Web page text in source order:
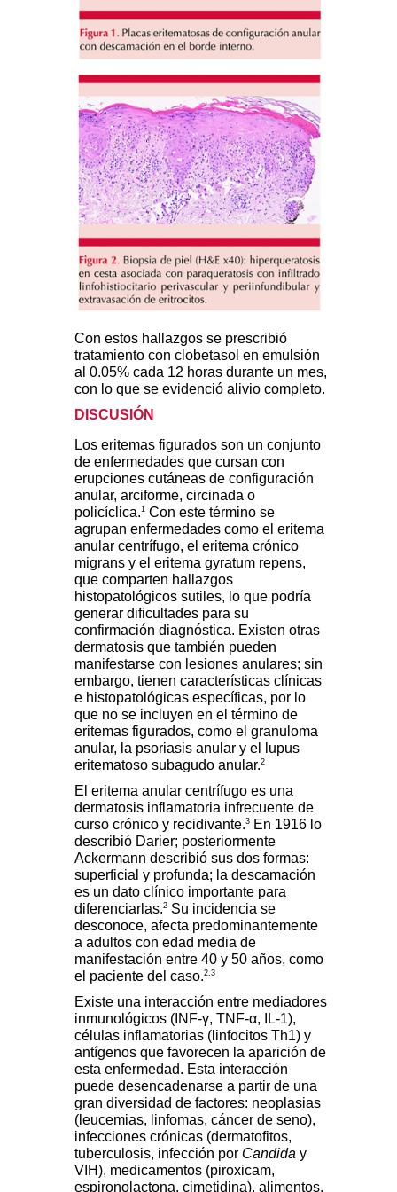
Con estos hallazgos se prescribió
tratamiento con clobetasol en emulsión
al 0.05% cada 12 horas durante un mes,
con lo que se evidenció alivio completo.
DISCUSIÓN
Los eritemas figurados son un conjunto
de enfermedades que cursan con
erupciones cutáneas de configuración
anular, arciforme, circinada o
policíclica.1 Con este término se
agrupan enfermedades como el eritema
anular centrífugo, el eritema crónico
migrans y el eritema gyratum repens,
que comparten hallazgos
histopatológicos sutiles, lo que podría
generar dificultades para su
confirmación diagnóstica. Existen otras
dermatosis que también pueden
manifestarse con lesiones anulares; sin
embargo, tienen características clínicas
e histopatológicas específicas, por lo
que no se incluyen en el término de
eritemas figurados, como el granuloma
anular, la psoriasis anular y el lupus
eritematoso subagudo anular.2
El eritema anular centrífugo es una
dermatosis inflamatoria infrecuente de
curso crónico y recidivante.3 En 1916 lo
describió Darier; posteriormente
Ackermann describió sus dos formas:
superficial y profunda; la descamación
es un dato clínico importante para
diferenciarlas.2 Su incidencia se
desconoce, afecta predominantemente
a adultos con edad media de
manifestación entre 40 y 50 años, como
el paciente del caso.2,3
Existe una interacción entre mediadores
inmunológicos (INF-γ, TNF-α, IL-1),
células inflamatorias (linfocitos Th1) y
antígenos que favorecen la aparición de
esta enfermedad. Esta interacción
puede desencadenarse a partir de una
gran diversidad de factores: neoplasias
(leucemias, linfomas, cáncer de seno),
infecciones crónicas (dermatofitos,
tuberculosis, infección por Candida y
VIH), medicamentos (piroxicam,
espironolactona, cimetidina), alimentos,